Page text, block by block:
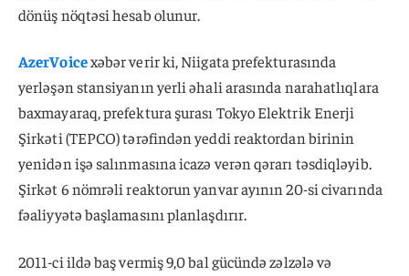
dönüş nöqtəsi hesab olunur.
AzerVoicexəbər verir ki, Niigata prefekturasında
yerləşən stansiyanın yerli əhali arasında narahatlıqlara
baxmayaraq, prefektura şurası Tokyo Elektrik Enerji
Şirkəti (TEPCO) tərəfindən yeddi reaktordan birinin
yenidən işə salınmasına icazə verən qərarı təsdiqləyib.
Şirkət 6 nömrəli reaktorun yanvar ayının 20-si civarında
fəaliyyətə başlamasını planlaşdırır.
2011-ci ildə baş vermiş 9,0 bal gücündə zəlzələ və